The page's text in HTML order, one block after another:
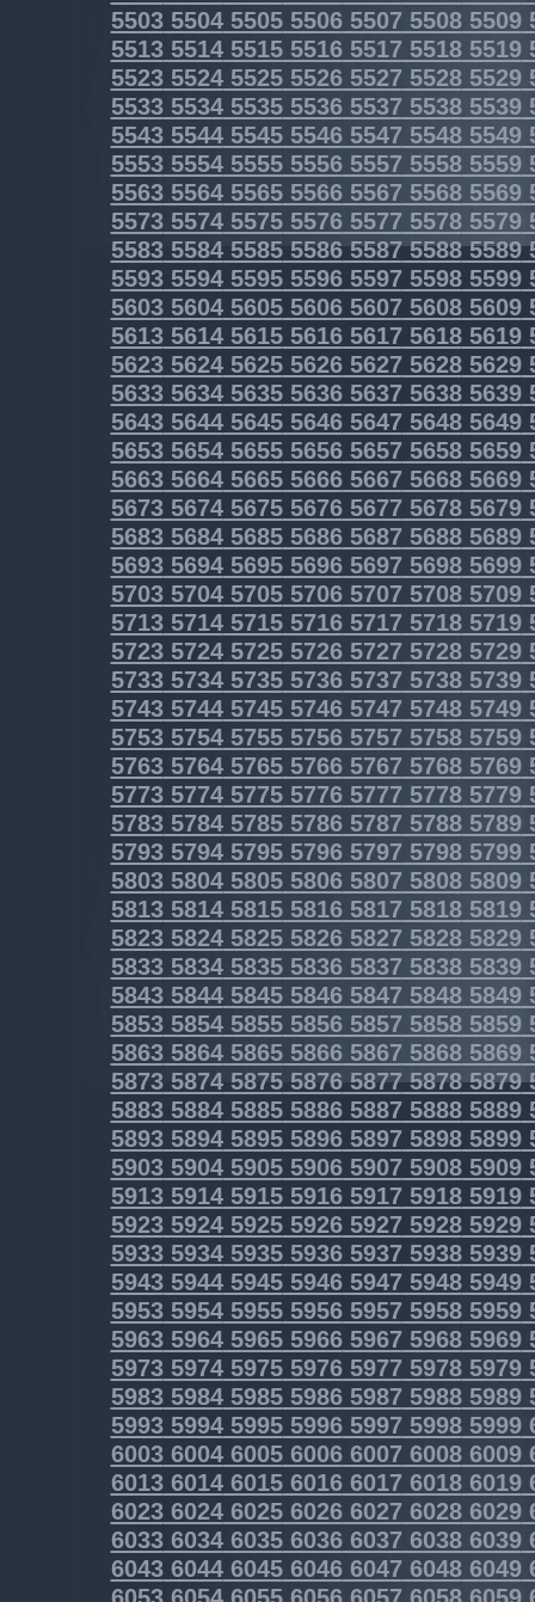
55035504550555065507 55085509
55135514551555165517 55185519
55235524552555265527 55285529
55335534553555365537 55385539
55435544554555465547 55485549
55535554555555565557 55585559
55635564556555665567 55685569
55735574557555765577 55785579
5583558455855586558755885589
5593559455955596559755985599
5603560456055606560756085609
5613561456155616561756185619
5623562456255626562756285629
5633563456355636563756385639
5643564456455646564756485649
5653565456555656565756585659
5663566456655666566756685669
5673567456755676567756785679
5683568456855686568756885689
5693569456955696569756985699
5703570457055706570757085709
5713571457155716571757185719
5723572457255726572757285729
57335734573557365737 57385739
57435744574557465747 57485749
57535754575557565757 57585759
57635764576557665767 57685769
57735774577557765777 57785779
57835784578557865787 57885789
57935794579557965797 57985799
58035804580558065807 58085809
58135814581558165817 58185819
58235824582558265827 58285829
58335834583558365837 58385839
58435844584558465847 58485849
58535854585558565857 58585859
58635864586558665867 58685869
5873587458755876587758785879
5883588458855886588758885889
5893589458955896589758985899
5903590459055906590759085909
5913591459155916591759185919
5923592459255926592759285929
5933593459355936593759385939
5943594459455946594759485949
5953595459555956595759585959
5963596459655966596759685969
5973597459755976597759785979
5983598459855986598759885989
5993599459955996599759985999
6003600460056006600760086009
6013601460156016601760186019
6023602460256026602760286029
60336034603560366037 60386039
60436044604560466047 60486049